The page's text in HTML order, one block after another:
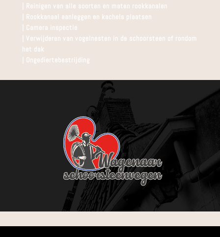
| Reinigen van alle soorten en maten rookkanalen
| Rookkanaal aanleggen en kachels plaatsen
| Camera inspectie
| Verwijderen van vogelnesten in de schoorsteen of rondom
het dak
| Ongediertebestrijding